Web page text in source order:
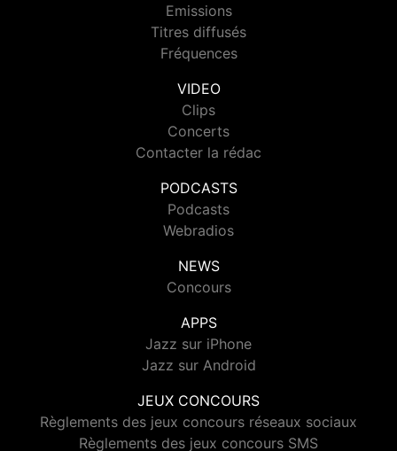
Emissions
Titres diffusés
Fréquences
VIDEO
Clips
Concerts
Contacter la rédac
PODCASTS
Podcasts
Webradios
NEWS
Concours
APPS
Jazz sur iPhone
Jazz sur Android
JEUX CONCOURS
Règlements des jeux concours réseaux sociaux
Règlements des jeux concours SMS